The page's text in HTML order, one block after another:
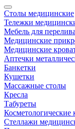
Столы медицинские
Тележки
Мебель для
Медицинские
Медицинские
Аптечки
Банкетки
Кушетки
Массажные столы
Кресла
Табуреты
Косметологические
Стеллажи